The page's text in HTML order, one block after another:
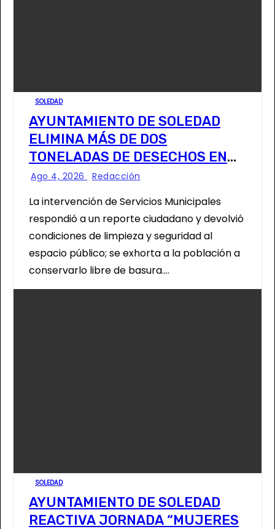
SOLEDAD
AYUNTAMIENTO DE SOLEDAD
ELIMINA MÁS DE DOS
TONELADAS DE DESECHOS EN
ÁREA VERDE DE COL. HOGARES
Ago 4, 2026 Redacción
La intervención de Servicios Municipales
respondió a un reporte ciudadano y devolvió
condiciones de limpieza y seguridad al
espacio público; se exhorta a la población a
conservarlo libre de basura.…
SOLEDAD
AYUNTAMIENTO DE SOLEDAD
REACTIVA JORNADA “MUJERES